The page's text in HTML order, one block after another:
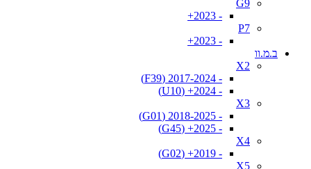
G9
- 2023+
P7
- 2023+
ב.מ.וו
X2
- 2017-2024 (F39)
- 2024+ (U10)
X3
- 2018-2025 (G01)
- 2025+ (G45)
X4
- 2019+ (G02)
X5